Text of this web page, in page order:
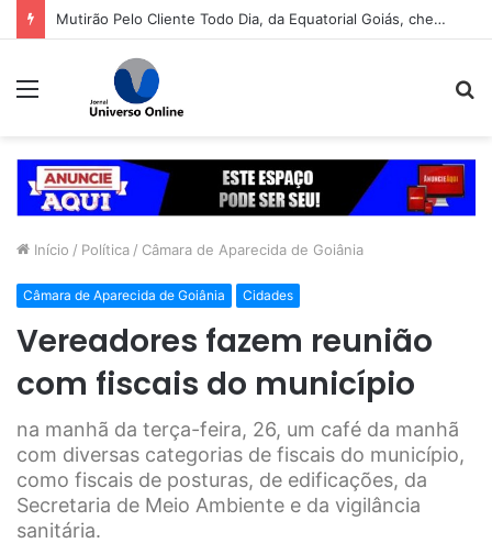
Mutirão Pelo Cliente Todo Dia, da Equatorial Goiás, chega a Goiânia na próxima segunda-feira (10)
Menu
Início / Política / Câmara de Aparecida de Goiânia
Câmara de Aparecida de Goiânia Cidades
Vereadores fazem reunião
com fiscais do município
na manhã da terça-feira, 26, um café da manhã
com diversas categorias de fiscais do município,
como fiscais de posturas, de edificações, da
Secretaria de Meio Ambiente e da vigilância
sanitária.